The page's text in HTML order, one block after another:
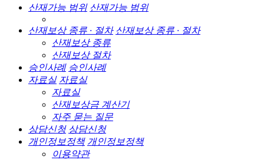
산재가능 범위 산재가능 범위
산재보상 종류 · 절차 산재보상 종류 · 절차
산재보상 종류
산재보상 절차
승인사례 승인사례
자료실 자료실
자료실
산재보상금 계산기
자주 묻는 질문
상담신청 상담신청
개인정보정책 개인정보정책
이용약관